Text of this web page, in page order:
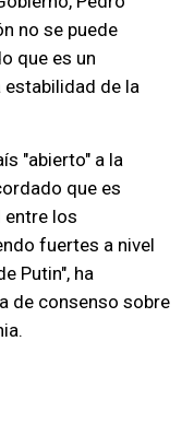
no se puede
que es un
estabilidad de la
"abierto" a la
que es
entre los
fuertes a nivel
Putin", ha
de consenso sobre